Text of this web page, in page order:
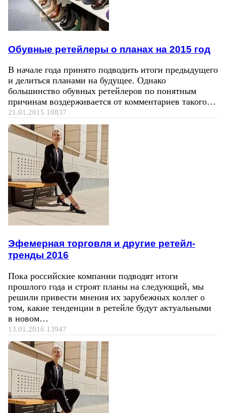
Обувные ретейлеры о планах на 2015 год
В начале года принято подводить итоги предыдущего
и делиться планами на будущее. Однако
большинство обувных ретейлеров по понятным
причинам воздерживается от комментариев такого…
21.01.2015 10837
Эфемерная торговля и другие ретейл-
тренды 2016
Пока российские компании подводят итоги
прошлого года и строят планы на следующий, мы
решили привести мнения их зарубежных коллег о
том, какие тенденции в ретейле будут актуальными
в новом…
13.01.2016 13947